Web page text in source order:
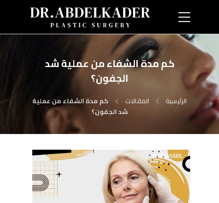
كم مدة الشفاء من عملية شد
الجفون؟
الرئيسية المقالات
كم مدة الشفاء من عملية
شد الجفون؟